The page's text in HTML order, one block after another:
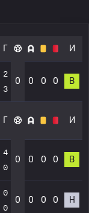
Г И
2
3
0 0 0 0 В
Г И
4
0
0 0 0 0 В
0
0
0 0 0 0 Н